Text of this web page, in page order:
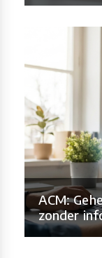
ACM:
zonder